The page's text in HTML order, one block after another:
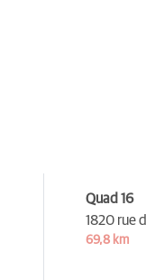
Quad 16
1820 rue
69,8 km